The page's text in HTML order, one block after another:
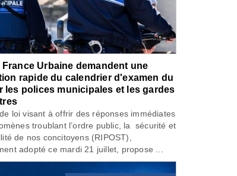
France Urbaine demandent une
rapide du calendrier d'examen du
les polices municipales et les gardes
loi visant à offrir des réponses immédiates
troublant l’ordre public, la sécurité et
de nos concitoyens (RIPOST),
adopté ce mardi 21 juillet, propose ...